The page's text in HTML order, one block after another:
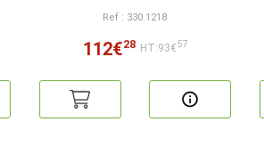
Ref : 330.1218
112€28 HT:93€57